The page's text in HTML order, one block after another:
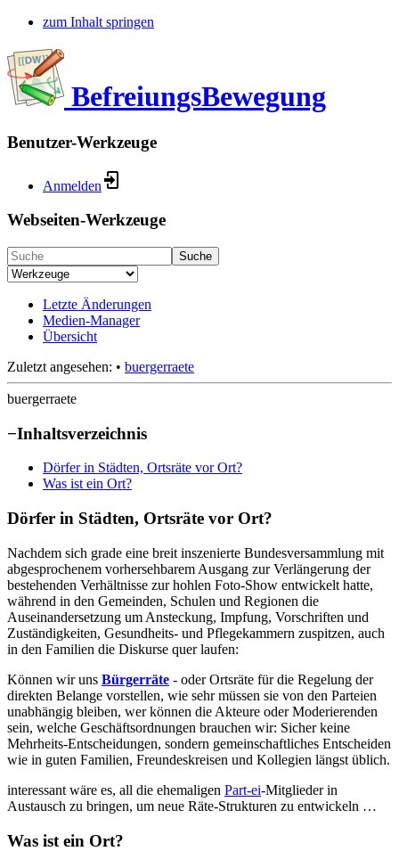
zum Inhalt springen
BefreiungsBewegung
Benutzer-Werkzeuge
Anmelden
Webseiten-Werkzeuge
Suche
Letzte Änderungen
Medien-Manager
Übersicht
Zuletzt angesehen: • buergerraete
buergerraete
−Inhaltsverzeichnis
Dörfer in Städten, Ortsräte vor Ort?
Was ist ein Ort?
Dörfer in Städten, Ortsräte vor Ort?
Nachdem sich grade eine breit inszenierte Bundesversammlung mit
abgesprochenem vorhersehbarem Ausgang zur Verlängerung der
bestehenden Verhältnisse zur hohlen Foto-Show entwickelt hatte,
während in den Gemeinden, Schulen und Regionen die
Auseinandersetzung um Ansteckung, Impfung, Vorschriften und
Zuständigkeiten, Gesundheits- und Pflegekammern zuspitzen, auch
in den Familien die Diskurse quer laufen:
Können wir uns Bürgerräte - oder Ortsräte für die Regelung der
direkten Belange vorstellen, wie sehr müssen sie von den Parteien
unabhängig bleiben, wer können die Akteure oder Moderierenden
sein, welche Geschäftsordnungen brauchen wir: Sicher keine
Mehrheits-Entscheidungen, sondern gemeinschaftliches Entscheiden
wie in guten Familien, Freundeskreisen und Kollegien längst üblich.
interessant wäre es, all die ehemaligen Part-ei-Mitglieder in
Austausch zu bringen, um neue Räte-Strukturen zu entwickeln …
Was ist ein Ort?